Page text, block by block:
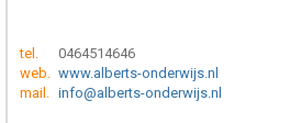
tel.
0464514646
web. www.alberts-onderwijs.nl
mail. info@alberts-onderwijs.nl